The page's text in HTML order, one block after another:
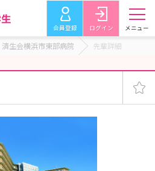
会員登録 ログイン メニュー
済生会横浜市東部病院 先輩詳細